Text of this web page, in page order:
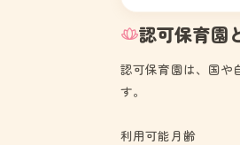
認可保育園
認可保育園は、国や
す。
利用可能月齢